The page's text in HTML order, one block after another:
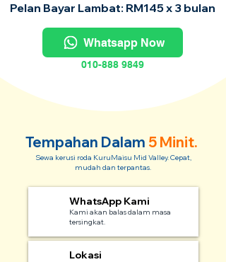
Pelan Bayar Lambat: RM145 x 3 bulan
Whatsapp Now
010-888 9849
Tempahan Dalam 5 Minit.
Sewa kerusi roda KuruMaisu Mid Valley. Cepat,
mudah dan terpantas.
WhatsApp Kami
Kami akan balas dalam masa
tersingkat.
Lokasi